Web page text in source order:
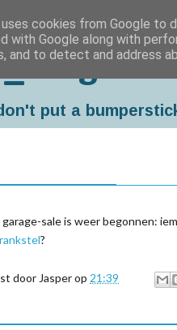
put a
sale is weer begonnen:
?
door Jasperop 21:39
cookies from Google to
with Google along with
and to detect and address